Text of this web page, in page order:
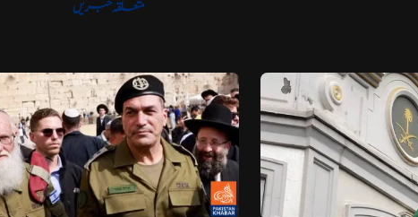
متعلقہ خبریں